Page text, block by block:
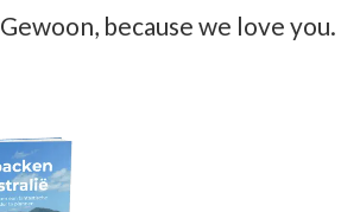
Gewoon, because we love you.